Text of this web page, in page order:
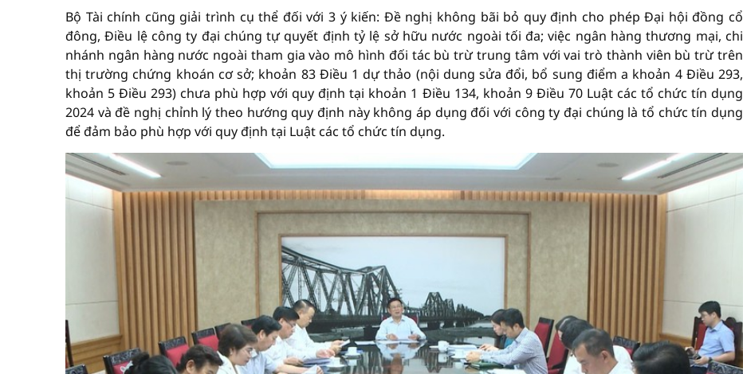
Bộ Tài chính cũng giải trình cụ thể đối với 3 ý kiến: Đề nghị không bãi bỏ quy định cho phép Đại hội đồng cổ
đông, Điều lệ công ty đại chúng tự quyết định tỷ lệ sở hữu nước ngoài tối đa; việc ngân hàng thương mại, chi
nhánh ngân hàng nước ngoài tham gia vào mô hình đối tác bù trừ trung tâm với vai trò thành viên bù trừ trên
thị trường chứng khoán cơ sở; khoản 83 Điều 1 dự thảo (nội dung sửa đổi, bổ sung điểm a khoản 4 Điều 293,
khoản 5 Điều 293) chưa phù hợp với quy định tại khoản 1 Điều 134, khoản 9 Điều 70 Luật các tổ chức tín dụng
2024 và đề nghị chỉnh lý theo hướng quy định này không áp dụng đối với công ty đại chúng là tổ chức tín dụng
để đảm bảo phù hợp với quy định tại Luật các tổ chức tín dụng.